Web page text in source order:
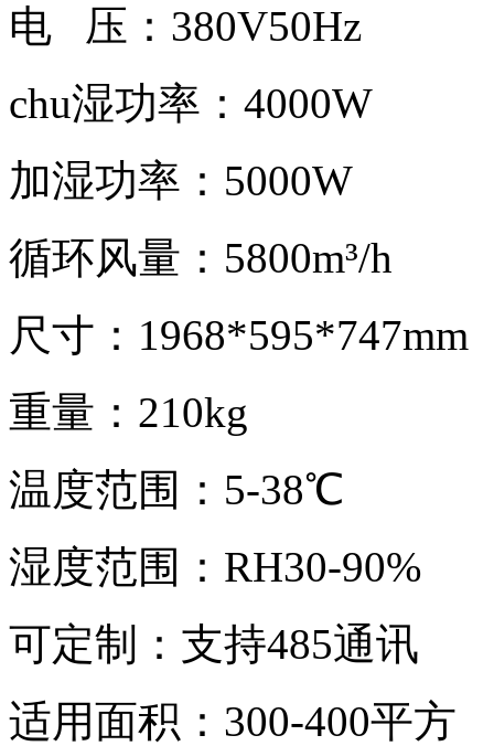
电 压：380V50Hz
chu湿功率：4000W
加湿功率：5000W
循环风量：5800m³/h
尺寸：1968*595*747mm
重量：210kg
温度范围：5-38℃
湿度范围：RH30-90%
可定制：支持485通讯
适用面积：300-400平方